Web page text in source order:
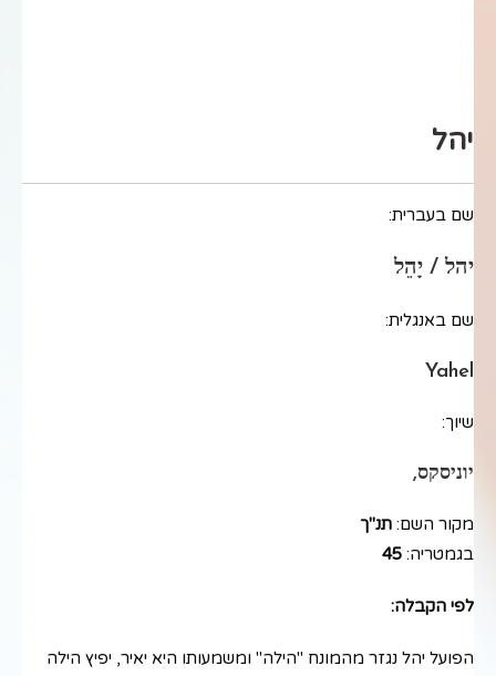
יהל
שם בעברית:
יהל / יָהֵל
שם באנגלית:
Yahel
שיוך:
יוניסקס,
מקור השם: תנ"ך
בגמטריה: 45
לפי הקבלה:
הפועל יהל נגזר מהמונח "הילה" ומשמעותו היא יאיר, יפיץ הילה